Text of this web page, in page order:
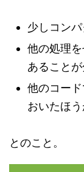
少しコン
他の処理
あること
他のコー
おいたほ
とのこと。